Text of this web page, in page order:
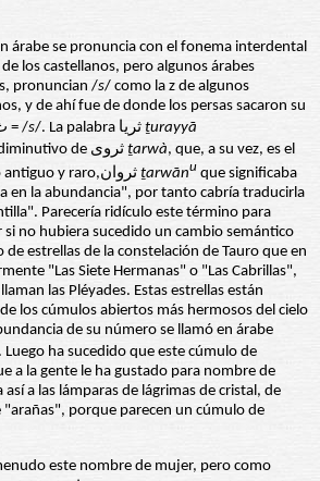
árabe se pronuncia con el fonema interdental
los castellanos, pero algunos árabes
pronuncian /s/ como la z de algunos
y de ahí fue de donde los persas sacaron su
fonética oficializada de ث = /s
ṯurayyā
ṯarwà, que, a su vez, es el
ṯarwānu que significaba
en la abundancia", por tanto cabría traducirla
Parecería ridículo este término para
no hubiera sucedido un cambio semántico
estrellas de la constelación de Tauro que en
"Las Siete Hermanas" o "Las Cabrillas",
las Pléyades. Estas estrellas están
los cúmulos abiertos más hermosos del cielo
de su número se llamó en árabe
. Luego ha sucedido que este cúmulo de
a la gente le ha gustado para nombre de
así a las lámparas de lágrimas de cristal, de
"arañas", porque parecen un cúmulo de
este nombre de mujer, pero como